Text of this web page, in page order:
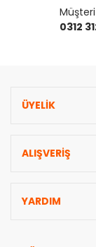
Ürün fiyatı
Bu ürüne
0312
ÜYELİK
ALIŞVERİŞ
YARDIM